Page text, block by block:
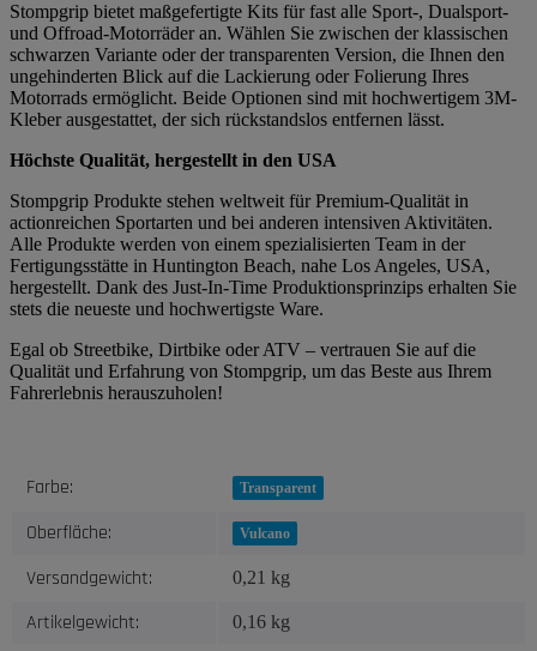
Stompgrip bietet maßgefertigte Kits für fast alle Sport-, Dualsport-
und Offroad-Motorräder an. Wählen Sie zwischen der klassischen
schwarzen Variante oder der transparenten Version, die Ihnen den
ungehinderten Blick auf die Lackierung oder Folierung Ihres
Motorrads ermöglicht. Beide Optionen sind mit hochwertigem 3M-
Kleber ausgestattet, der sich rückstandslos entfernen lässt.
Höchste Qualität, hergestellt in den USA
Stompgrip Produkte stehen weltweit für Premium-Qualität in
actionreichen Sportarten und bei anderen intensiven Aktivitäten.
Alle Produkte werden von einem spezialisierten Team in der
Fertigungsstätte in Huntington Beach, nahe Los Angeles, USA,
hergestellt. Dank des Just-In-Time Produktionsprinzips erhalten Sie
stets die neueste und hochwertigste Ware.
Egal ob Streetbike, Dirtbike oder ATV – vertrauen Sie auf die
Qualität und Erfahrung von Stompgrip, um das Beste aus Ihrem
Fahrerlebnis herauszuholen!
Produkteigenschaft
Wert
Farbe: Transparent
Oberfläche: Vulcano
Versandgewicht: 0,21 kg
Artikelgewicht: 0,16 kg